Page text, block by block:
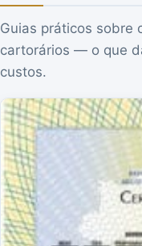
Guias práticos sobre
cartorários — o que
custos.